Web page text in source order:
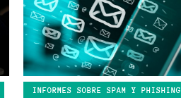
INFORMES SOBRE SPAM Y PHISHING